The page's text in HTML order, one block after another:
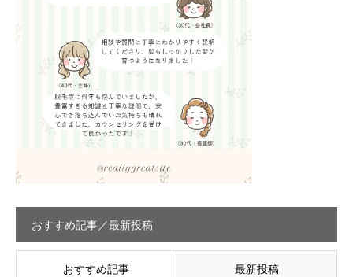
おすすめ記事／最新投稿
おすすめ記事 最新投稿